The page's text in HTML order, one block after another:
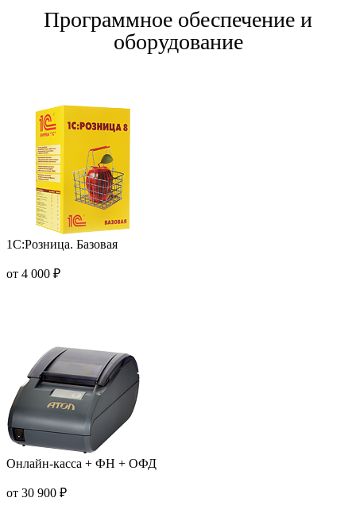
Программное обеспечение и
оборудование
1С:Розница. Базовая
от 4 000 ₽
Онлайн-касса + ФН + ОФД
от 30 900 ₽